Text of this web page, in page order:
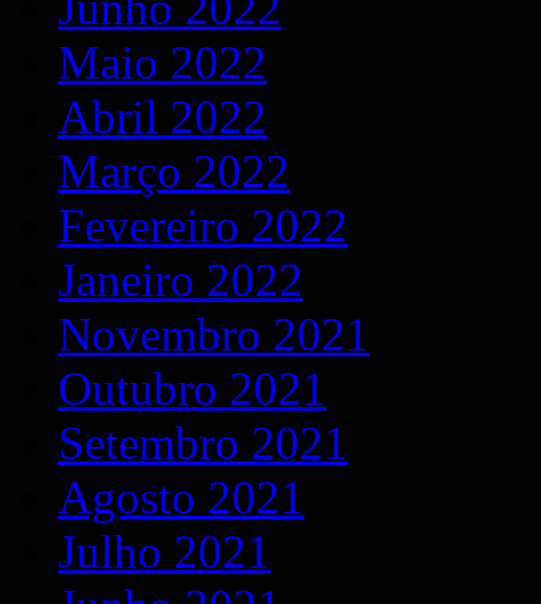
Maio 2022
Abril 2022
Março 2022
Fevereiro 2022
Janeiro 2022
Novembro 2021
Outubro 2021
Setembro 2021
Agosto 2021
Julho 2021